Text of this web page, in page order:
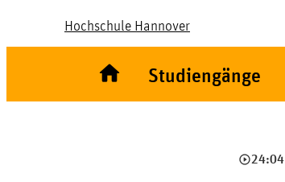
Hochschule Hannover
Studiengänge
play_circle_outline24:04